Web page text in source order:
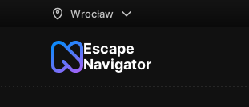
Wrocław
Escape
Navigator